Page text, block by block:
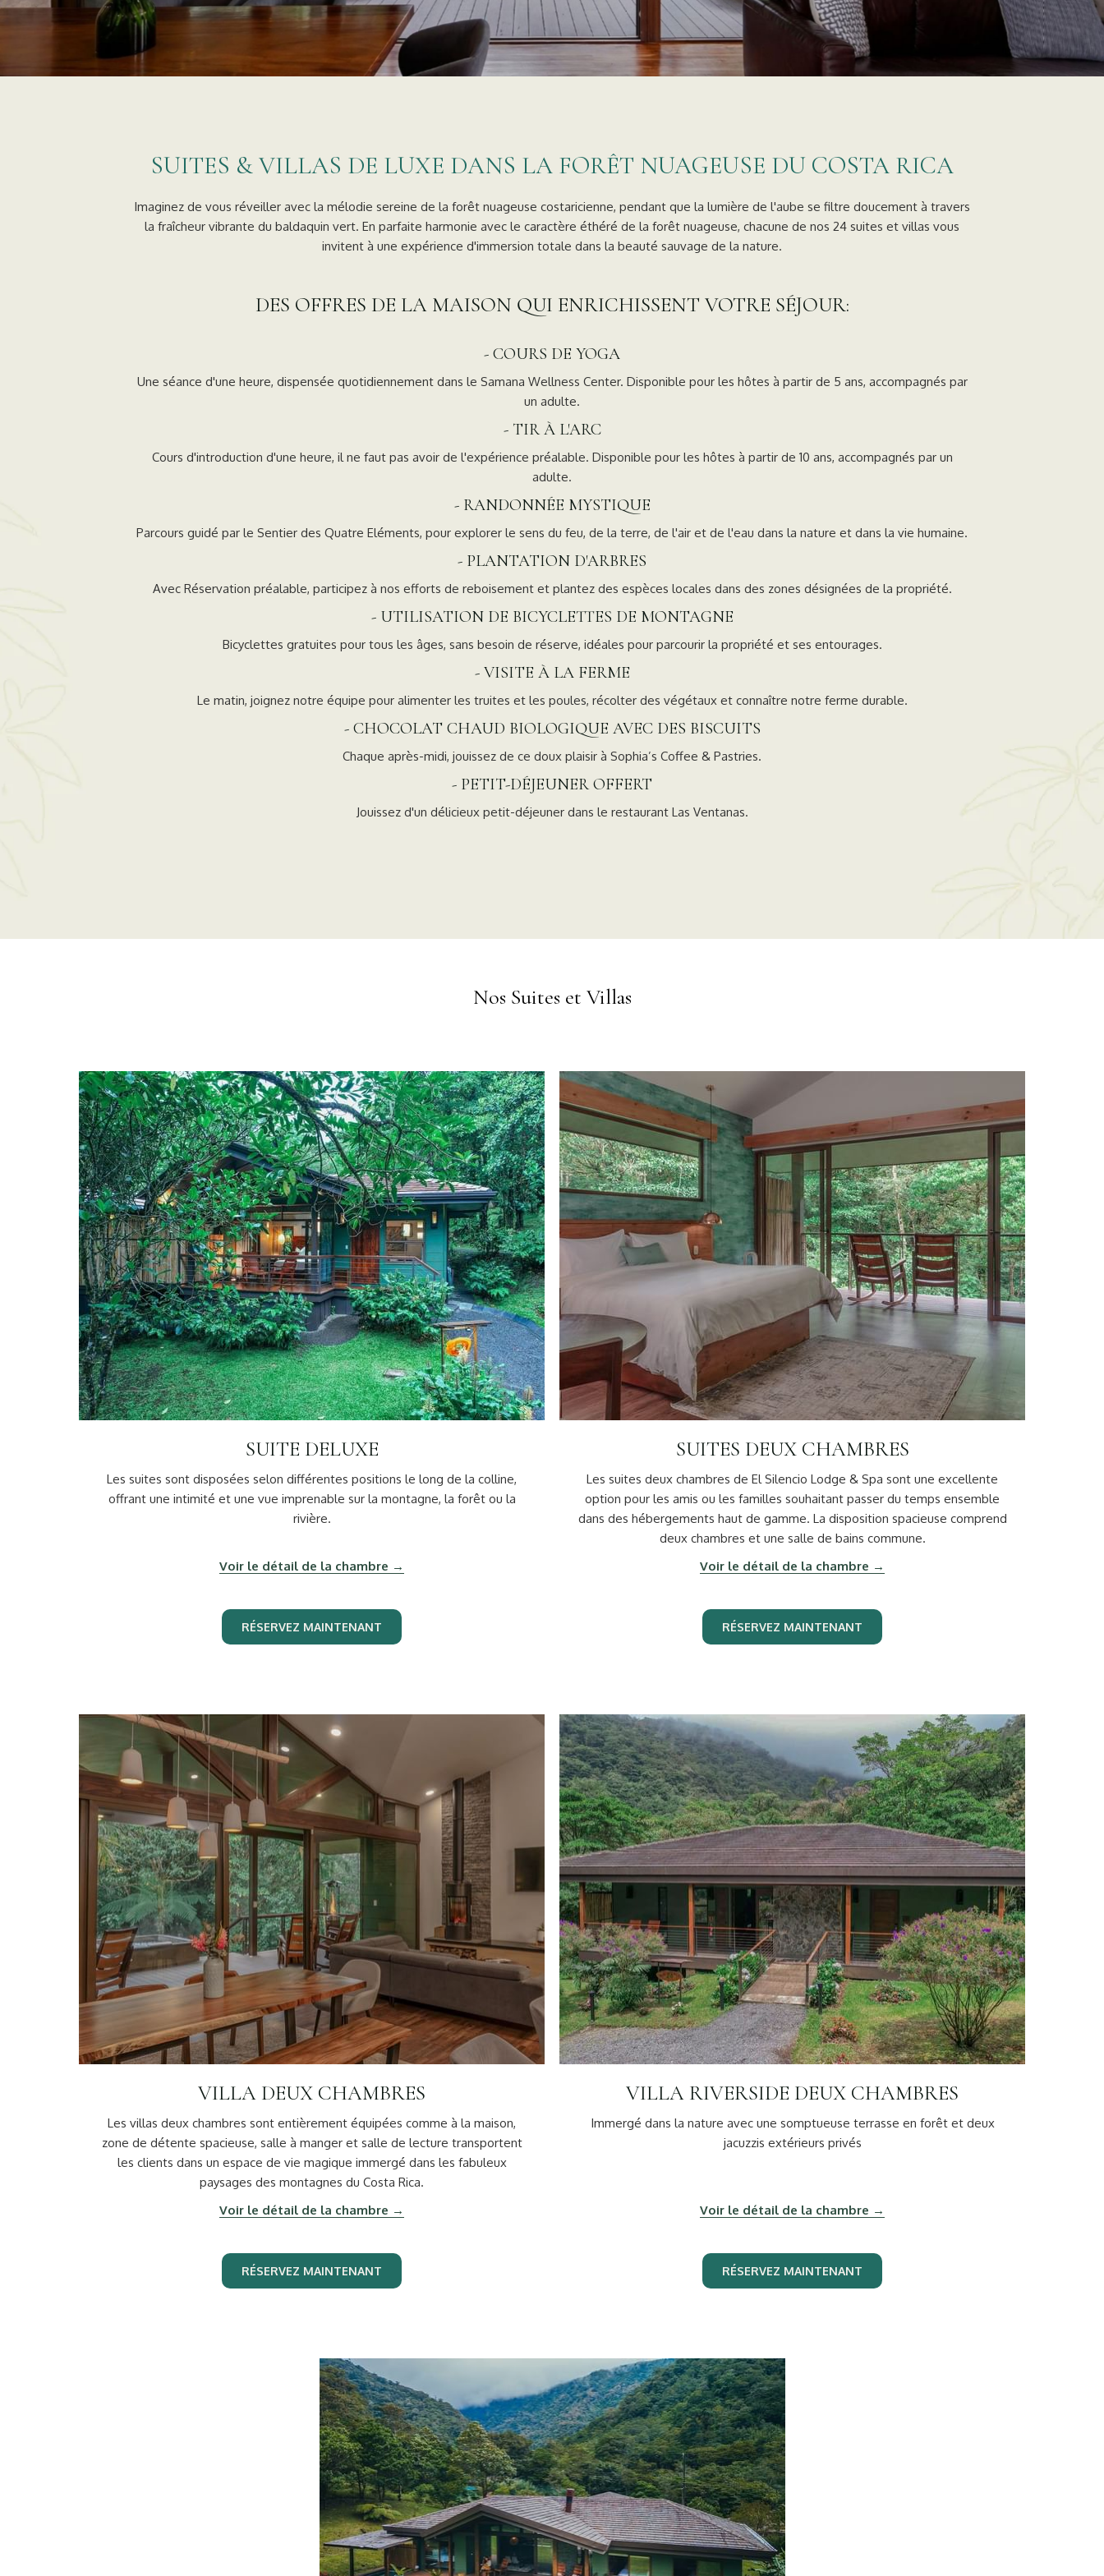
SUITES & VILLAS DE LUXE DANS LA FORÊT NUAGEUSE DU COSTA RICA
Imaginez de vous réveiller avec la mélodie sereine de la forêt nuageuse costaricienne, pendant que la lumière de l'aube se filtre doucement à travers
la fraîcheur vibrante du baldaquin vert. En parfaite harmonie avec le caractère éthéré de la forêt nuageuse, chacune de nos 24 suites et villas vous
invitent à une expérience d'immersion totale dans la beauté sauvage de la nature.
DES OFFRES DE LA MAISON QUI ENRICHISSENT VOTRE SÉJOUR:
- COURS DE YOGA
Une séance d'une heure, dispensée quotidiennement dans le Samana Wellness Center. Disponible pour les hôtes à partir de 5 ans, accompagnés par
un adulte.
- TIR À L'ARC
Cours d'introduction d'une heure, il ne faut pas avoir de l'expérience préalable. Disponible pour les hôtes à partir de 10 ans, accompagnés par un
adulte.
- RANDONNÉE MYSTIQUE
Parcours guidé par le Sentier des Quatre Eléments, pour explorer le sens du feu, de la terre, de l'air et de l'eau dans la nature et dans la vie humaine.
- PLANTATION D'ARBRES
Avec Réservation préalable, participez à nos efforts de reboisement et plantez des espèces locales dans des zones désignées de la propriété.
- UTILISATION DE BICYCLETTES DE MONTAGNE
Bicyclettes gratuites pour tous les âges, sans besoin de réserve, idéales pour parcourir la propriété et ses entourages.
- VISITE À LA FERME
Le matin, joignez notre équipe pour alimenter les truites et les poules, récolter des végétaux et connaître notre ferme durable.
- CHOCOLAT CHAUD BIOLOGIQUE AVEC DES BISCUITS
Chaque après-midi, jouissez de ce doux plaisir à Sophia’s Coffee & Pastries.
- PETIT-DÉJEUNER OFFERT
Jouissez d'un délicieux petit-déjeuner dans le restaurant Las Ventanas.
Nos Suites et Villas
SUITE DELUXE
Les suites sont disposées selon différentes positions le long de la colline,
offrant une intimité et une vue imprenable sur la montagne, la forêt ou la
rivière.
Voir le détail de la chambre
RÉSERVEZ MAINTENANT
SUITES DEUX CHAMBRES
Les suites deux chambres de El Silencio Lodge & Spa sont une excellente
option pour les amis ou les familles souhaitant passer du temps ensemble
dans des hébergements haut de gamme. La disposition spacieuse comprend
deux chambres et une salle de bains commune.
Voir le détail de la chambre
RÉSERVEZ MAINTENANT
VILLA DEUX CHAMBRES
Les villas deux chambres sont entièrement équipées comme à la maison,
zone de détente spacieuse, salle à manger et salle de lecture transportent
les clients dans un espace de vie magique immergé dans les fabuleux
paysages des montagnes du Costa Rica.
Voir le détail de la chambre
RÉSERVEZ MAINTENANT
VILLA RIVERSIDE DEUX CHAMBRES
Immergé dans la nature avec une somptueuse terrasse en forêt et deux
jacuzzis extérieurs privés
Voir le détail de la chambre
RÉSERVEZ MAINTENANT